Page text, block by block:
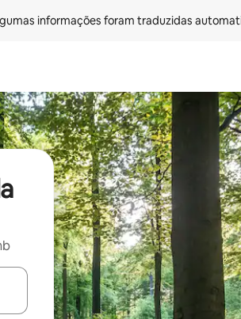
informações foram traduzidas
os usando as seta para cima e para